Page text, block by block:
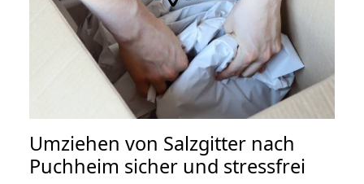
Umziehen von Salzgitter nach
Puchheim sicher und stressfrei